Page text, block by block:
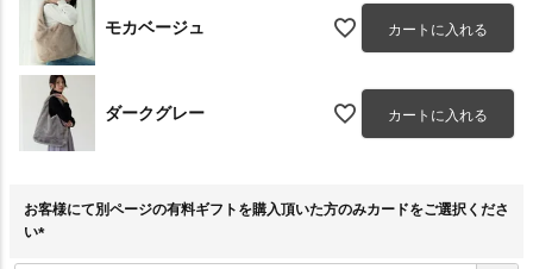
モカベージュ カートに入れる
ダークグレー カートに入れる
お客様にて別ページの有料ギフトを購入頂いた方のみカードをご選択くださ
い